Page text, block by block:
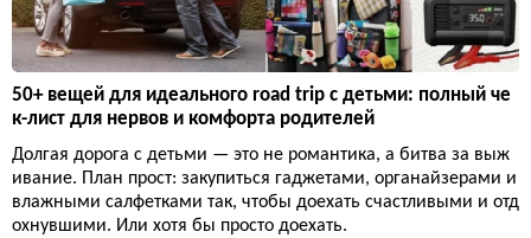
50+ вещей для идеального road trip с детьми: полный че
к-лист для нервов и комфорта родителей
Долгая дорога с детьми — это не романтика, а битва за выж
ивание. План прост: закупиться гаджетами, органайзерами и
влажными салфетками так, чтобы доехать счастливыми и отд
охнувшими. Или хотя бы просто доехать.